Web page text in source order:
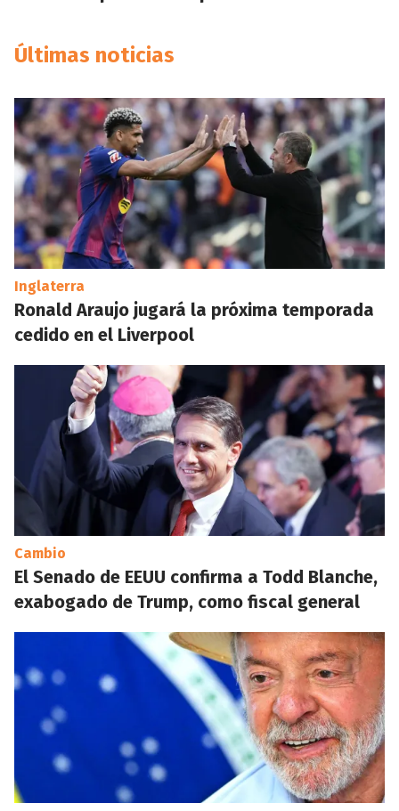
Últimas noticias
Inglaterra
Ronald Araujo jugará la próxima temporada
cedido en el Liverpool
Cambio
El Senado de EEUU confirma a Todd Blanche,
exabogado de Trump, como fiscal general